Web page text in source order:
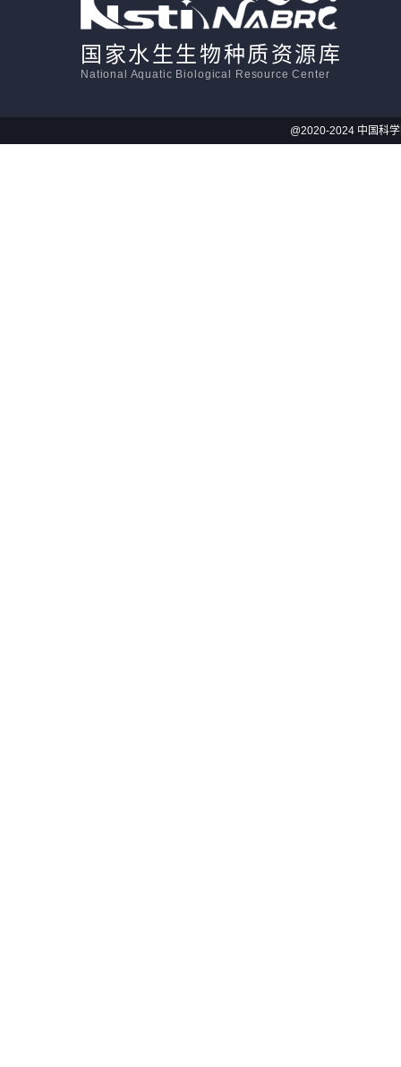
国家水生生物种质资源库
National Aquatic Biological Resource Center
@2020-2024 中国科